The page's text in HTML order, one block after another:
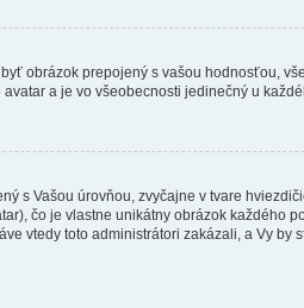
obrázok prepojený s vašou hodnosťou,
a je vo všeobecnosti jedinečný u
s Vašou úrovňou, zvyčajne v tvare
čo je vlastne unikátny obrázok každého
vtedy toto administrátori zakázali, a Vy by